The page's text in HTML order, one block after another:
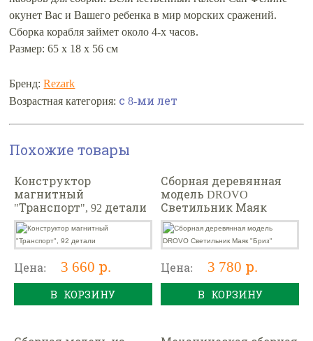
окунет Вас и Вашего ребенка в мир морских сражений.
Сборка корабля займет около 4-х часов.
Размер: 65 х 18 х 56 см
Бренд:Rezark
Возрастная категория: с 8-ми лет
Похожие товары
Конструктор
магнитный
"Транспорт", 92 детали
Цена: 3 660 р.
В КОРЗИНУ
Сборная деревянная
модель DROVO
Светильник Маяк
"Бриз"
Цена: 3 780 р.
В КОРЗИНУ